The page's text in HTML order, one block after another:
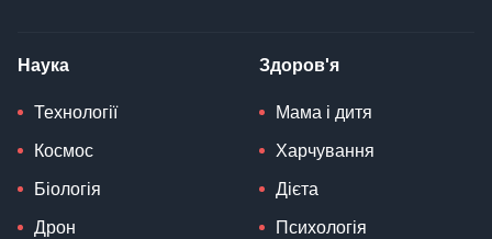
Наука
Технології
Космос
Біологія
Дрон
Здоров'я
Мама і дитя
Харчування
Дієта
Психологія